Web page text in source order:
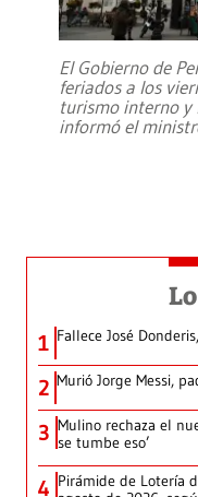
El Gobierno de
feriados a los
turismo interno
informó el
1 Fallece José
2 Murió Jorge Messi,
3 Mulino rechaza el
se tumbe eso’
4 Pirámide de Lotería